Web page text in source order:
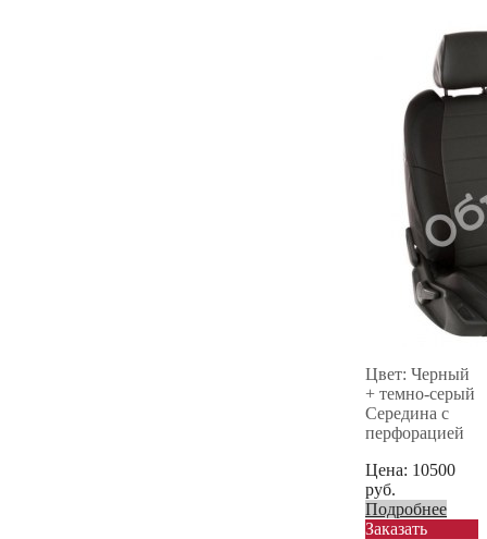
Цвет: Черный
+ темно-серый
Середина с
перфорацией
Цена: 10500
руб.
Подробнее
Заказать